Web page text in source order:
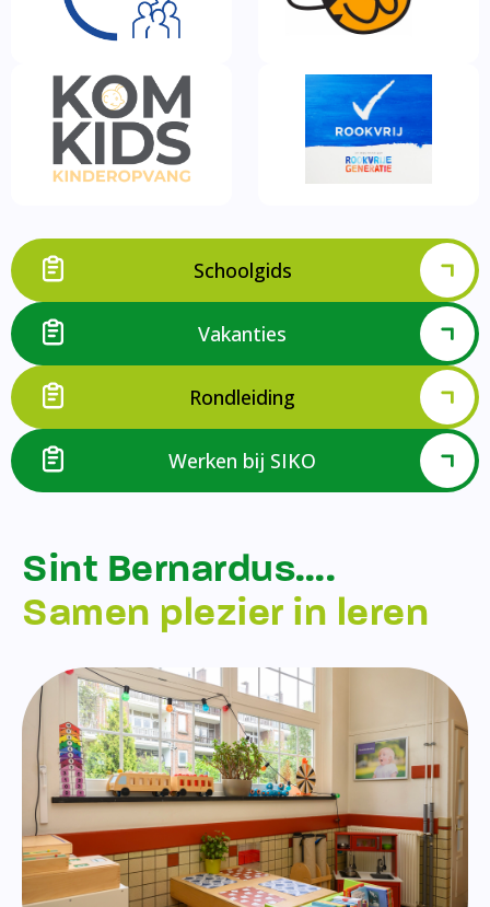
Schoolgids
Vakanties
Rondleiding
Werken bij SIKO
Sint Bernardus….
Samen plezier in leren